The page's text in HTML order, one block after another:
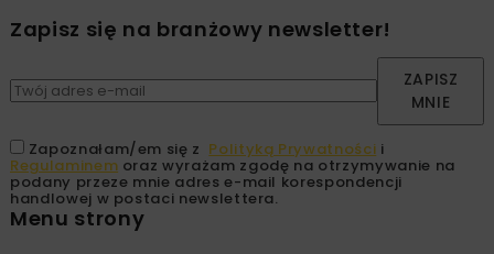
Zapisz się na branżowy newsletter!
ZAPISZ
MNIE
Zapoznałam/em się z Polityką Prywatności i
Regulaminem oraz wyrażam zgodę na otrzymywanie na
podany przeze mnie adres e-mail korespondencji
handlowej w postaci newslettera.
Menu strony